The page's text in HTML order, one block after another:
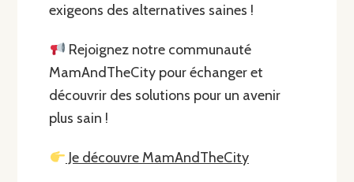
exigeons des alternatives saines !
Rejoignez notre communauté
MamAndTheCity pour échanger et
découvrir des solutions pour un avenir
plus sain !
Je découvre MamAndTheCity